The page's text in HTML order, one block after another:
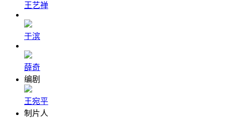
王艺禅
于滨
薛奇
编剧
王宛平
制片人